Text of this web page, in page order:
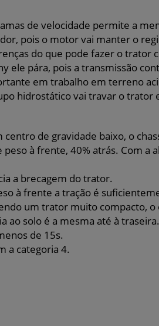
de velocidade permite a
pois o motor vai manter o
do que pode fazer o trator
ele pára, pois a transmissão
em trabalho em terreno
hidrostático vai travar o trator
de gravidade baixo, o
à frente, 40% atrás. Com a
a brecagem do trator.
à frente a tração é
um trator muito compacto,
ao solo é a mesma até à traseira.
de 15s.
a categoria 4.